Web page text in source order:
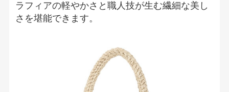
ラフィアの軽やかさと職人技が生む繊細な美し
さを堪能できます。